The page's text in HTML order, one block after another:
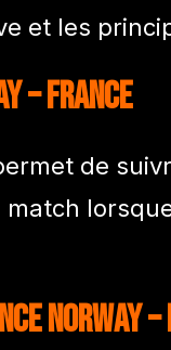
et les
– France
de
Norway –